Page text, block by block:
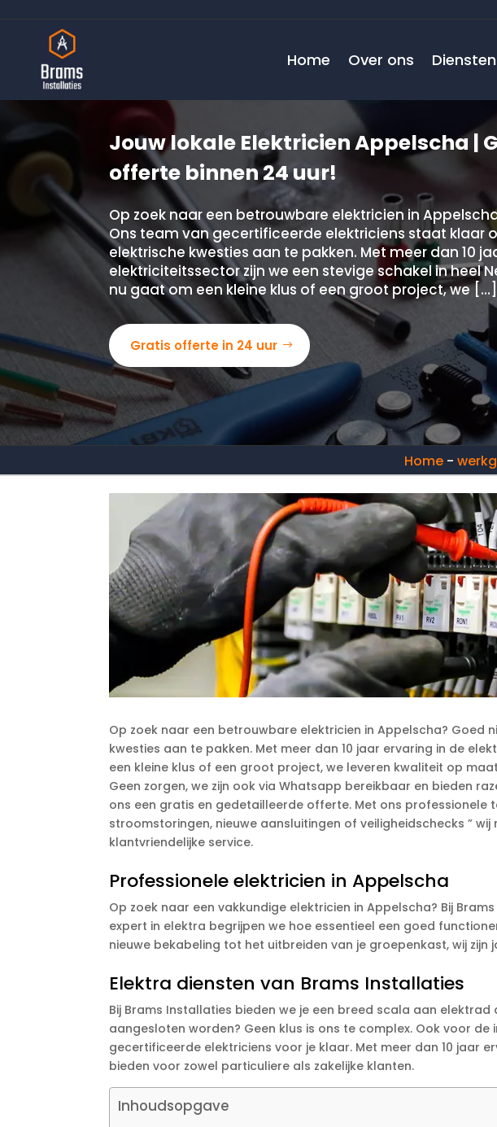
Home Over ons Diensten
Jouw lokale Elektricien Appelscha |
offerte binnen 24 uur!
Op zoek naar een betrouwbare elektricien in
Ons team van gecertificeerde elektriciens staat klaar
elektrische kwesties aan te pakken. Met meer dan 10
elektriciteitssector zijn we een stevige schakel in heel
nu gaat om een kleine klus of een groot project, we […]
Gratis offerte in 24 uur
Home -
Op zoek naar een betrouwbare elektricien in Appelscha?
kwesties aan te pakken. Met meer dan 10 jaar ervaring in de
een kleine klus of een groot project, we leveren kwaliteit op
Geen zorgen, we zijn ook via Whatsapp bereikbaar en bieden
ons een gratis en gedetailleerde offerte. Met ons professionele
stroomstoringen, nieuwe aansluitingen of veiligheidschecks ”
klantvriendelijke service.
Professionele elektricien in Appelscha
Op zoek naar een vakkundige elektricien in Appelscha? Bij
expert in elektra begrijpen we hoe essentieel een goed
nieuwe bekabeling tot het uitbreiden van je groepenkast, wij
Elektra diensten van Brams Installaties
Bij Brams Installaties bieden we je een breed scala aan
aangesloten worden? Geen klus is ons te complex. Ook voor
gecertificeerde elektriciens voor je klaar. Met meer dan 10 jaar
bieden voor zowel particuliere als zakelijke klanten.
Inhoudsopgave